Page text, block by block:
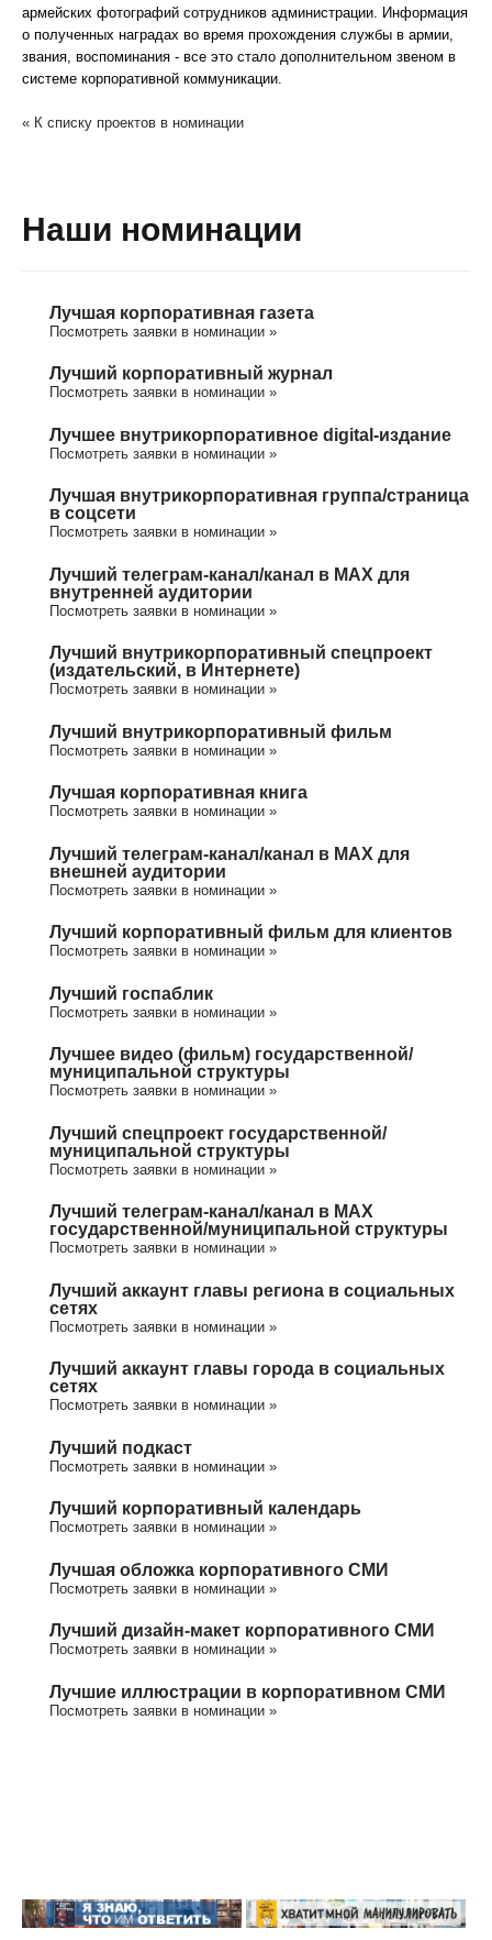
армейских фотографий сотрудников администрации. Информация
о полученных наградах во время прохождения службы в армии,
звания, воспоминания - все это стало дополнительном звеном в
системе корпоративной коммуникации.
« К списку проектов в номинации
Наши номинации
Лучшая корпоративная газета
Посмотреть заявки в номинации »
Лучший корпоративный журнал
Посмотреть заявки в номинации »
Лучшее внутрикорпоративное digital-издание
Посмотреть заявки в номинации »
Лучшая внутрикорпоративная группа/cтраница
в соцсети
Посмотреть заявки в номинации »
Лучший телеграм-канал/канал в МАХ для
внутренней аудитории
Посмотреть заявки в номинации »
Лучший внутрикорпоративный спецпроект
(издательский, в Интернете)
Посмотреть заявки в номинации »
Лучший внутрикорпоративный фильм
Посмотреть заявки в номинации »
Лучшая корпоративная книга
Посмотреть заявки в номинации »
Лучший телеграм-канал/канал в МАХ для
внешней аудитории
Посмотреть заявки в номинации »
Лучший корпоративный фильм для клиентов
Посмотреть заявки в номинации »
Лучший госпаблик
Посмотреть заявки в номинации »
Лучшее видео (фильм) государственной/
муниципальной структуры
Посмотреть заявки в номинации »
Лучший спецпроект государственной/
муниципальной структуры
Посмотреть заявки в номинации »
Лучший телеграм-канал/канал в МАХ
государственной/муниципальной структуры
Посмотреть заявки в номинации »
Лучший аккаунт главы региона в социальных
сетях
Посмотреть заявки в номинации »
Лучший аккаунт главы города в социальных
сетях
Посмотреть заявки в номинации »
Лучший подкаст
Посмотреть заявки в номинации »
Лучший корпоративный календарь
Посмотреть заявки в номинации »
Лучшая обложка корпоративного СМИ
Посмотреть заявки в номинации »
Лучший дизайн-макет корпоративного СМИ
Посмотреть заявки в номинации »
Лучшие иллюстрации в корпоративном СМИ
Посмотреть заявки в номинации »